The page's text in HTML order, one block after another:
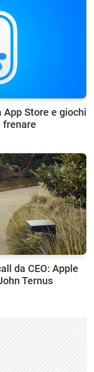
App Store e giochi
frenare
da CEO: Apple
Ternus